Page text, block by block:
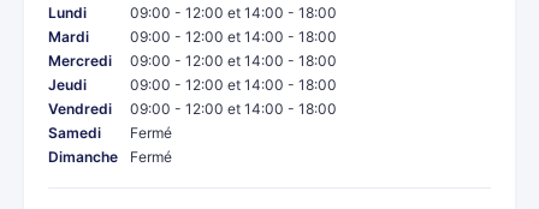
Lundi
09:00 - 12:00 et 14:00 - 18:00
Mardi
09:00 - 12:00 et 14:00 - 18:00
Mercredi
09:00 - 12:00 et 14:00 - 18:00
Jeudi
09:00 - 12:00 et 14:00 - 18:00
Vendredi
09:00 - 12:00 et 14:00 - 18:00
Samedi
Fermé
Dimanche
Fermé